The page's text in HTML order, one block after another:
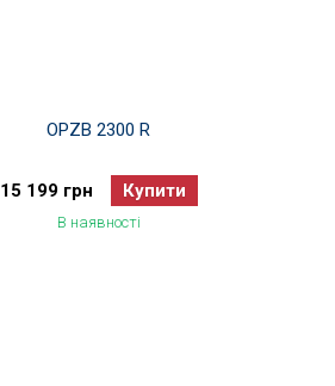
OPZB 2300 R
15 199 грн Купити
В наявності